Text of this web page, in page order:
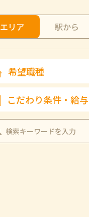
エリア 駅から
希望職種
こだわり条件・給与